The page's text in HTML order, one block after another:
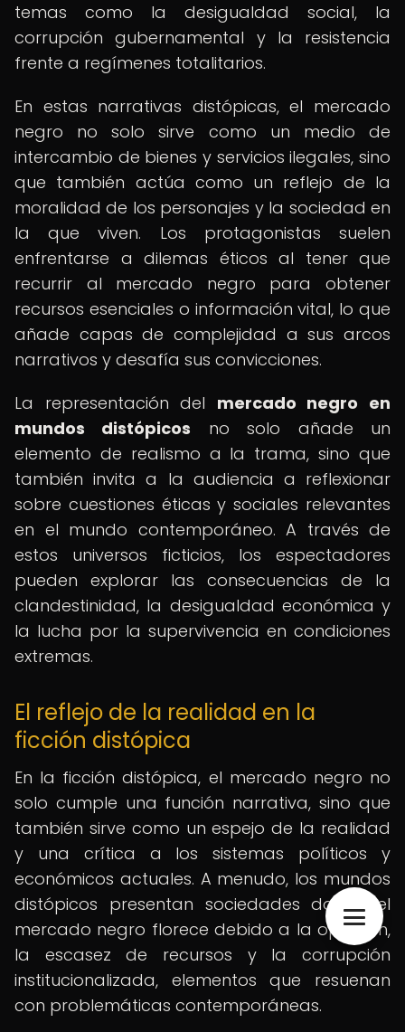
temas como la desigualdad social, la
corrupción gubernamental y la resistencia
frente a regímenes totalitarios.
En estas narrativas distópicas, el mercado
negro no solo sirve como un medio de
intercambio de bienes y servicios ilegales, sino
que también actúa como un reflejo de la
moralidad de los personajes y la sociedad en
la que viven. Los protagonistas suelen
enfrentarse a dilemas éticos al tener que
recurrir al mercado negro para obtener
recursos esenciales o información vital, lo que
añade capas de complejidad a sus arcos
narrativos y desafía sus convicciones.
La representación del mercado negro en
mundos distópicos no solo añade un
elemento de realismo a la trama, sino que
también invita a la audiencia a reflexionar
sobre cuestiones éticas y sociales relevantes
en el mundo contemporáneo. A través de
estos universos ficticios, los espectadores
pueden explorar las consecuencias de la
clandestinidad, la desigualdad económica y
la lucha por la supervivencia en condiciones
extremas.
El reflejo de la realidad en la
ficción distópica
En la ficción distópica, el mercado negro no
solo cumple una función narrativa, sino que
también sirve como un espejo de la realidad
y una crítica a los sistemas políticos y
económicos actuales. A menudo, los mundos
distópicos presentan sociedades donde el
mercado negro florece debido a la opresión,
la escasez de recursos y la corrupción
institucionalizada, elementos que resuenan
con problemáticas contemporáneas.